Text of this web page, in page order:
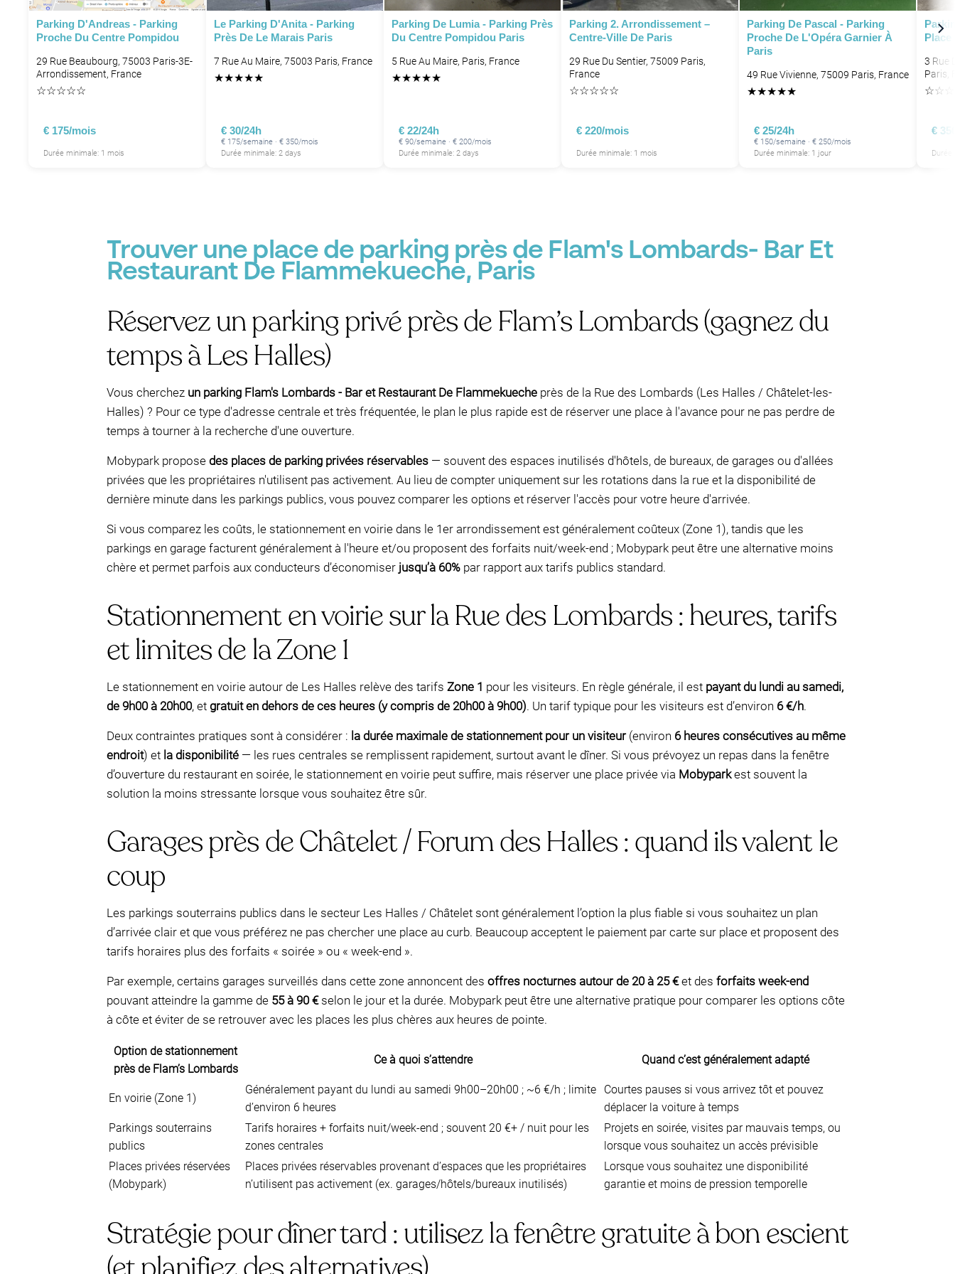
P
P
P
P
Parking D'Andreas - Parking
Proche Du Centre Pompidou
29 Rue Beaubourg, 75003 Paris-3E-
Arrondissement, France
☆☆☆☆☆
€ 175/mois
Durée minimale: 1 mois
Le Parking D'Anita - Parking
Près De Le Marais Paris
7 Rue Au Maire, 75003 Paris, France
★★★★★
€ 30/24h
€ 175/semaine · € 350/mois
Durée minimale: 2 days
Parking De Lumia - Parking Près
Du Centre Pompidou Paris
5 Rue Au Maire, Paris, France
★★★★★
€ 22/24h
€ 90/semaine · € 200/mois
Durée minimale: 2 days
Parking 2. Arrondissement –
Centre-Ville De Paris
29 Rue Du Sentier, 75009 Paris,
France
☆☆☆☆☆
€ 220/mois
Durée minimale: 1 mois
Parking De Pascal - Parking
Proche De L'Opéra Garnier À
Paris
49 Rue Vivienne, 75009 Paris, France
★★★★★
€ 25/24h
€ 150/semaine · € 250/mois
Durée minimale: 1 jour
Place
3 Rue
Paris,
☆☆
€
Durée
Trouver une place de parking près de Flam's Lombards- Bar Et
Restaurant De Flammekueche, Paris
Réservez un parking privé près de Flam’s Lombards (gagnez du
temps à Les Halles)
Vous cherchez un parking Flam's Lombards - Bar et Restaurant De Flammekueche près de la Rue des Lombards (Les Halles / Châtelet-les-
Halles) ? Pour ce type d'adresse centrale et très fréquentée, le plan le plus rapide est de réserver une place à l'avance pour ne pas perdre de
temps à tourner à la recherche d'une ouverture.
Mobypark propose des places de parking privées réservables — souvent des espaces inutilisés d'hôtels, de bureaux, de garages ou d'allées
privées que les propriétaires n'utilisent pas activement. Au lieu de compter uniquement sur les rotations dans la rue et la disponibilité de
dernière minute dans les parkings publics, vous pouvez comparer les options et réserver l'accès pour votre heure d'arrivée.
Si vous comparez les coûts, le stationnement en voirie dans le 1er arrondissement est généralement coûteux (Zone 1), tandis que les
parkings en garage facturent généralement à l'heure et/ou proposent des forfaits nuit/week-end ; Mobypark peut être une alternative moins
chère et permet parfois aux conducteurs d’économiser jusqu’à 60% par rapport aux tarifs publics standard.
Stationnement en voirie sur la Rue des Lombards : heures, tarifs
et limites de la Zone 1
Le stationnement en voirie autour de Les Halles relève des tarifs Zone 1 pour les visiteurs. En règle générale, il est payant du lundi au samedi,
de 9h00 à 20h00, et gratuit en dehors de ces heures (y compris de 20h00 à 9h00). Un tarif typique pour les visiteurs est d’environ 6 €/h.
Deux contraintes pratiques sont à considérer : la durée maximale de stationnement pour un visiteur(environ 6 heures consécutives au même
endroit) et la disponibilité — les rues centrales se remplissent rapidement, surtout avant le dîner. Si vous prévoyez un repas dans la fenêtre
d’ouverture du restaurant en soirée, le stationnement en voirie peut suffire, mais réserver une place privée via Mobyparkest souvent la
solution la moins stressante lorsque vous souhaitez être sûr.
Garages près de Châtelet / Forum des Halles : quand ils valent le
coup
Les parkings souterrains publics dans le secteur Les Halles / Châtelet sont généralement l’option la plus fiable si vous souhaitez un plan
d’arrivée clair et que vous préférez ne pas chercher une place au curb. Beaucoup acceptent le paiement par carte sur place et proposent des
tarifs horaires plus des forfaits « soirée » ou « week-end ».
Par exemple, certains garages surveillés dans cette zone annoncent des offres nocturnes autour de 20 à 25 €et des forfaits week-end
pouvant atteindre la gamme de 55 à 90 €selon le jour et la durée. Mobypark peut être une alternative pratique pour comparer les options côte
à côte et éviter de se retrouver avec les places les plus chères aux heures de pointe.
Option de stationnement
près de Flam’s Lombards
Ce à quoi s’attendre Quand c’est généralement adapté
En voirie (Zone 1)
Généralement payant du lundi au samedi 9h00–20h00 ; ~6 €/h ; limite
d’environ 6 heures
Courtes pauses si vous arrivez tôt et pouvez
déplacer la voiture à temps
Parkings souterrains
publics
Tarifs horaires + forfaits nuit/week-end ; souvent 20 €+ / nuit pour les
zones centrales
Projets en soirée, visites par mauvais temps, ou
lorsque vous souhaitez un accès prévisible
Places privées réservées
(Mobypark)
Places privées réservables provenant d’espaces que les propriétaires
n’utilisent pas activement (ex. garages/hôtels/bureaux inutilisés)
Lorsque vous souhaitez une disponibilité
garantie et moins de pression temporelle
Stratégie pour dîner tard : utilisez la fenêtre gratuite à bon escient